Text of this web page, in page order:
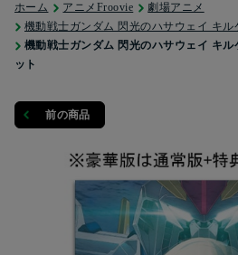
ホーム アニメFroovie
劇場アニメ
機動戦士ガンダム 閃光のハサウェイ キル
機動戦士ガンダム 閃光のハサウェイ キ
ット
前の商品